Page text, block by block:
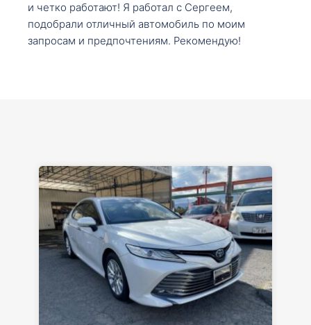
и четко работают! Я работал с Сергеем,
подобрали отличный автомобиль по моим
запросам и предпочтениям. Рекомендую!